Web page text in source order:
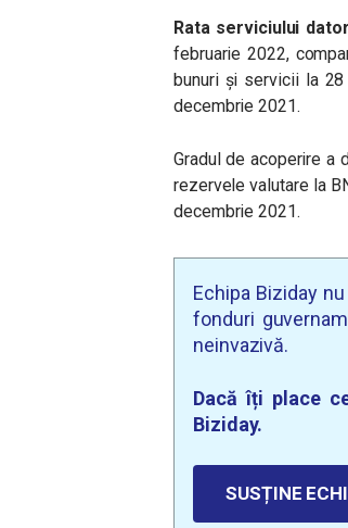
Rata serviciului
februarie 2022,
bunuri și servicii la
decembrie 2021.
Gradul de acoperire a
rezervele valutare la
decembrie 2021.
Echipa Biziday
fonduri
neinvazivă.
Dacă îți place
Biziday.
SUSȚINE